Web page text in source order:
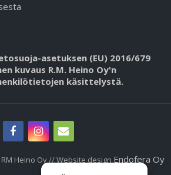
asetuksen (EU) 2016/679
kuvaus R.M. Heino Oy'n
käsittelystä.
RM Heino Oy // Website design Endofera Oy